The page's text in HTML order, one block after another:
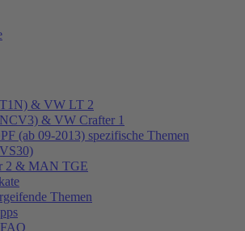
& VW LT 2
& VW Crafter 1
(ab 09-2013) spezifische Themen
& MAN TGE
Themen